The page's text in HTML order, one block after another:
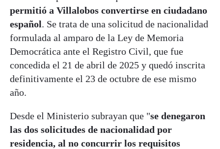
permitió a Villalobos convertirse en ciudadano
español. Se trata de una solicitud de nacionalidad
formulada al amparo de la Ley de Memoria
Democrática ante el Registro Civil, que fue
concedida el 21 de abril de 2025 y quedó inscrita
definitivamente el 23 de octubre de ese mismo
año.
Desde el Ministerio subrayan que "se denegaron
las dos solicitudes de nacionalidad por
residencia, al no concurrir los requisitos